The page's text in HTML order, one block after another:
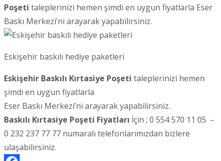
Poşeti taleplerinizi hemen şimdi en uygun fiyatlarla Eser
Baskı Merkezi’ni arayarak yapabilirsiniz.
Eskişehir baskılı hediye paketleri
Eskişehir Baskılı Kırtasiye Poşeti taleplerinizi hemen
şimdi en uygun fiyatlarla
Eser Baskı Merkezi’ni arayarak yapabilirsiniz.
Baskılı Kırtasiye Poşeti Fiyatları İçin ; 0 554 570 11 05 –
0 232 237 77 77 numaralı telefonlarımızdan bizlere
ulaşabilirsiniz.